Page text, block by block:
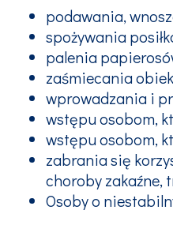
podawania,
spożywania
palenia
zaśmiecania
wprowadzania i
wstępu osobom,
wstępu osobom,
zabrania się
choroby zakaźne,
Osoby o